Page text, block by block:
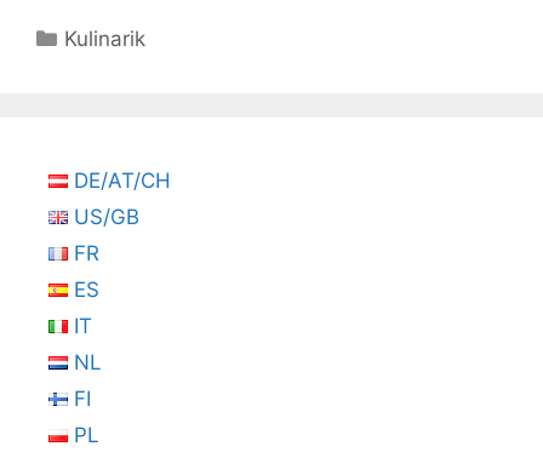
Kategorien
Kulinarik
DE/AT/CH
US/GB
FR
ES
IT
NL
FI
PL